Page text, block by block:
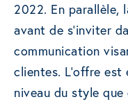
2022. En parallèle,
avant de s’inviter
communication
clientes. L’offre
niveau du style